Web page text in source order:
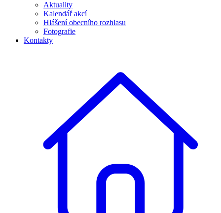
Aktuality
Kalendář akcí
Hlášení obecního rozhlasu
Fotografie
Kontakty